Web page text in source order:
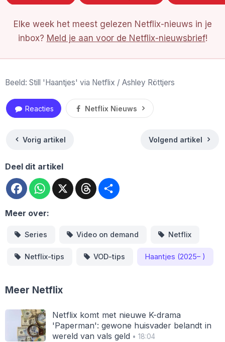
Elke week het meest gelezen Netflix-nieuws in je
inbox? Meld je aan voor de Netflix-nieuwsbrief!
Beeld: Still 'Haantjes' via Netflix / Ashley Röttjers
Reacties Netflix Nieuws
Vorig artikel Volgend artikel
Deel dit artikel
FacebookWhatsApp
X Threads
Meer over:
Series Video on demand Netflix
Netflix-tips VOD-tips Haantjes (2025– )
Meer Netflix
Netflix komt met nieuwe K-drama
'Paperman': gewone huisvader belandt in
wereld van vals geld • 18:04